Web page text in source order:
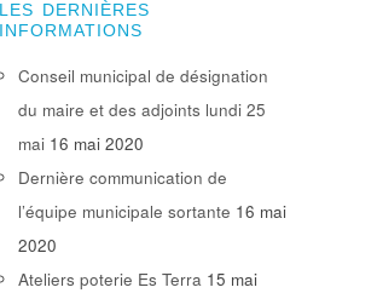
LES DERNIÈRES
INFORMATIONS
Conseil municipal de désignation
du maire et des adjoints lundi 25
mai 16 mai 2020
Dernière communication de
l’équipe municipale sortante 16 mai
2020
Ateliers poterie Es Terra 15 mai